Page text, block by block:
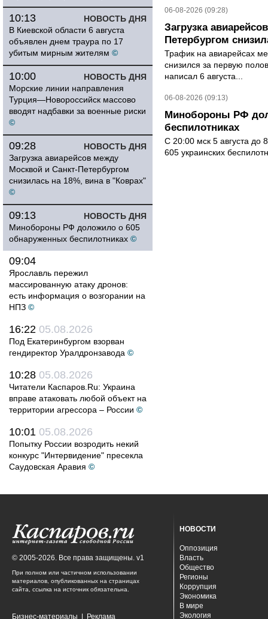
НОВОСТЬ ДНЯ
10:13
В Киевской области 6 августа
объявлен днем траура по 17
убитым мирным жителям ©
НОВОСТЬ ДНЯ
10:00
Морские линии направления
Турция—Новороссийск массово
вводят надбавки за военные риски
©
НОВОСТЬ ДНЯ
09:28
Загрузка авиарейсов между
Москвой и Санкт-Петербургом
снизилась на 18%, вина в "Коврах"
©
НОВОСТЬ ДНЯ
09:13
Минобороны РФ доложило о 605
обнаруженных беспилотниках ©
09:04
Ярославль пережил
массированную атаку дронов:
есть информация о возгорании на
НПЗ ©
16:22 05.08.2026
Под Екатеринбургом взорван
гендиректор Уралдронзавода ©
10:28 05.08.2026
Читатели Каспаров.Ru: Украина
вправе атаковать любой объект на
территории агрессора – России ©
10:01 05.08.2026
Попытку России возродить некий
конкурс "Интервидение" пресекла
Саудовская Аравия ©
06-08-2026 (09:28)
Загрузка
Петербургом
Трафик на авиарейсах
снизился за первую
написал 6 августа...
06-08-2026 (09:13)
Минобороны РФ
беспилотниках
С 20:00 мск 5 августа до
605 украинских
© 2005-2026. Все права защищены. v1
При полном или частичном использовании
материалов, опубликованных на страницах
сайта, ссылка на источник обязательна.
Бизнес-материалы Реклама
НОВОСТИ
Оппозиция
Власть
Общество
Регионы
Коррупция
Экономика
В мире
Экология